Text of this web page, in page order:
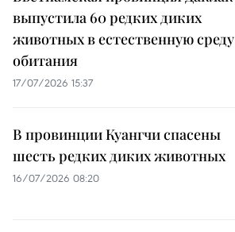
выпустила 60 редких диких
животных в естественную среду
обитания
17/07/2026 15:37
В провинции Куангчи спасены
шесть редких диких животных
16/07/2026 08:20